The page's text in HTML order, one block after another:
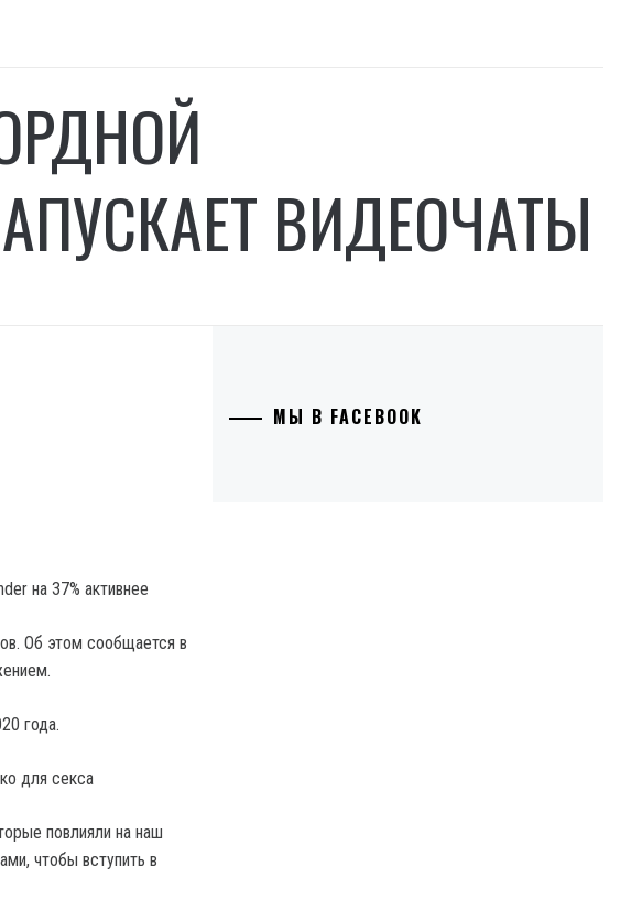
ВИДЕОЧАТЫ
на 37% активнее
Об этом сообщается в
года.
для секса
повлияли на наш
чтобы вступить в
МЫ В FACEBOOK